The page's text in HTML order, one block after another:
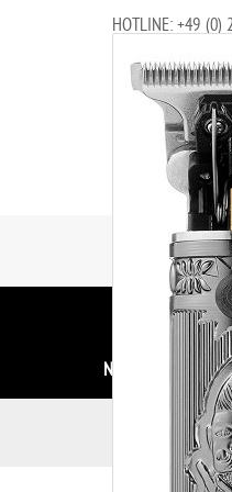
HOTLINE: +49 (0)
ALLE MARKEN